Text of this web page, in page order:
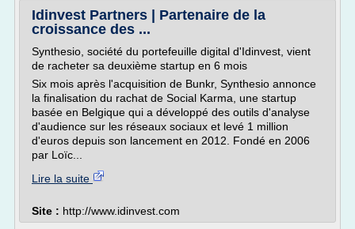
Idinvest Partners | Partenaire de la
croissance des ...
Synthesio, société du portefeuille digital d'Idinvest, vient
de racheter sa deuxième startup en 6 mois
Six mois après l'acquisition de Bunkr, Synthesio annonce
la finalisation du rachat de Social Karma, une startup
basée en Belgique qui a développé des outils d'analyse
d'audience sur les réseaux sociaux et levé 1 million
d'euros depuis son lancement en 2012. Fondé en 2006
par Loïc...
Lire la suite
Site : http://www.idinvest.com